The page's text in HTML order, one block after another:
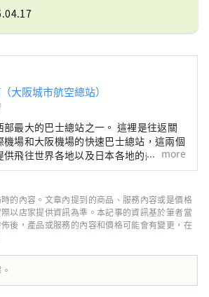
大阪城市航空總站）
部最大的巴士總站之一。 這裡是往返關
機場和大阪機場的快速巴士總站，這兩個
供飛往世界各地以及日本各地的航班。
擁有直達機場的巴士總站，因此您可以品
常購物需求，不僅人們在等待公車時會來
當地居民也每天都會來這裡購物。 位於
下一層的「蓬特廣場」以一個巨大的球
色，在陽光下熠熠生輝。這片露天空間視
，藍天白雲盡收眼底，是各年齡層人們休
的理想場所。
more
的內容。文章內提到的商品、服務內容或是價格
以店家提供資訊為準。本記事的資訊基於筆者當
後，產品或服務的內容和價格可能會有變更，在